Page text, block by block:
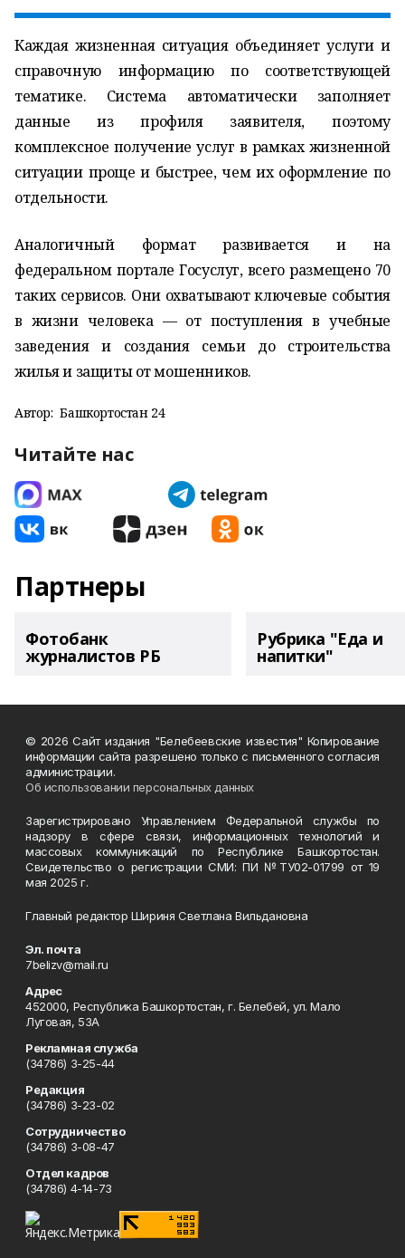
Каждая жизненная ситуация объединяет услуги и
справочную информацию по соответствующей
тематике. Система автоматически заполняет
данные из профиля заявителя, поэтому
комплексное получение услуг в рамках жизненной
ситуации проще и быстрее, чем их оформление по
отдельности.
Аналогичный формат развивается и на
федеральном портале Госуслуг, всего размещено 70
таких сервисов. Они охватывают ключевые события
в жизни человека — от поступления в учебные
заведения и создания семьи до строительства
жилья и защиты от мошенников.
Автор: Башкортостан 24
Читайте нас
Партнеры
Фотобанк
журналистов РБ
Рубрика "Еда и
напитки"
© 2026 Сайт издания "Белебеевские известия" Копирование
информации сайта разрешено только с письменного согласия
администрации.
Об использовании персональных данных
Зарегистрировано Управлением Федеральной службы по
надзору в сфере связи, информационных технологий и
массовых коммуникаций по Республике Башкортостан.
Свидетельство о регистрации СМИ: ПИ №ТУ02-01799 от 19
мая 2025 г.
Главный редактор Шириня Светлана Вильдановна
Эл. почта
7belizv@mail.ru
Адрес
452000, Республика Башкортостан, г. Белебей, ул. Мало
Луговая, 53А
Рекламная служба
(34786) 3-25-44
Редакция
(34786) 3-23-02
Сотрудничество
(34786) 3-08-47
Отдел кадров
(34786) 4-14-73